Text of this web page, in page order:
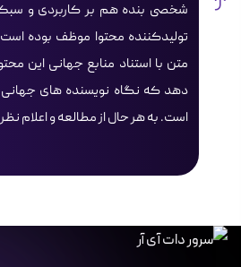
تولیدکننده محتوا موظف بوده
متن با استناد منابع جهانی این
دهد که نگاه نویسنده های جهانی
است. به هر حال از مطالعه و اعلام